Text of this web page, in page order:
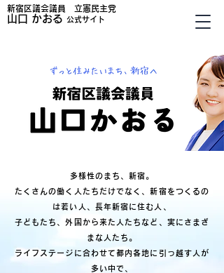
新宿区議会議員 立憲民主党
山口 かおる 公式サイト
多様性のまち、新宿。
たくさんの働く人たちだけでなく、新宿をつくるの
は若い人、長年新宿に住む人、
子どもたち、外国から来た人たちなど、実にさまざ
まな人たち。
ライフステージに合わせて都内各地に引っ越す人が
多い中で、